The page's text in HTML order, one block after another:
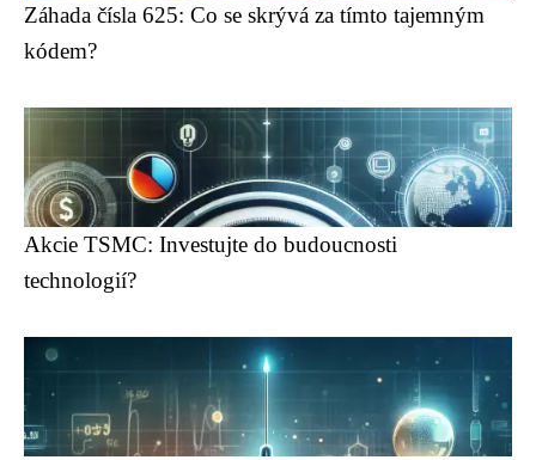
Záhada čísla 625: Co se skrývá za tímto tajemným
kódem?
Akcie TSMC: Investujte do budoucnosti
technologií?